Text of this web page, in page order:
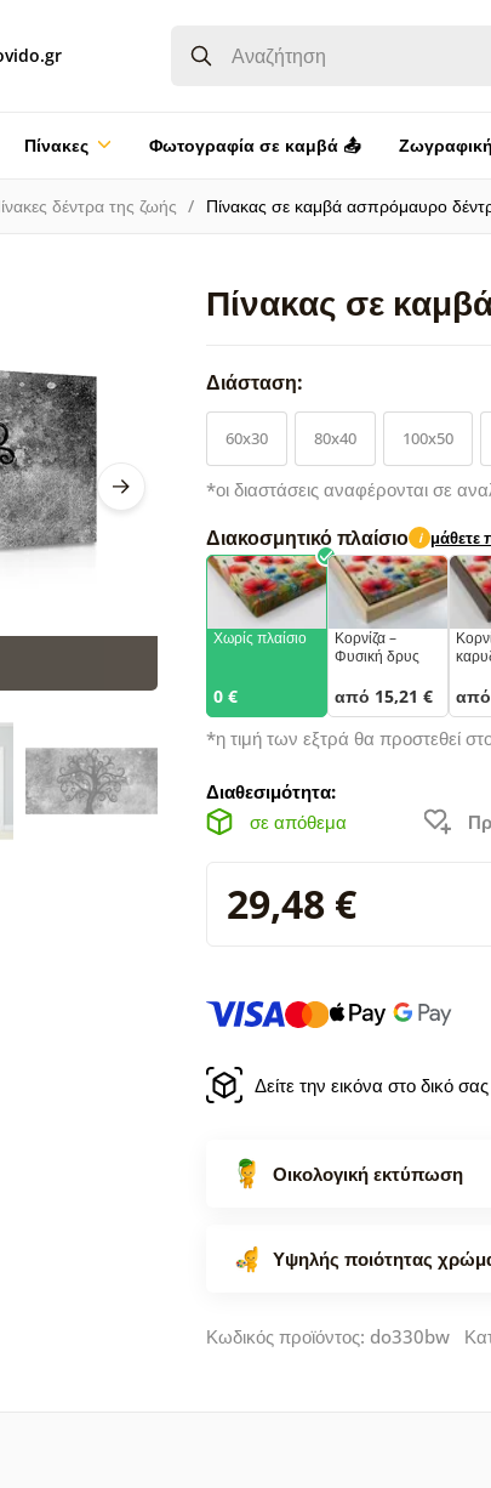
Πίνακες Φωτογραφία σε καμβά 📤
δέντρα της ζωής Πίνακας σε καμβά ασπρόμαυρο
Πίνακας σε
Διάσταση:
60x30 80x40 100x50
*οι διαστάσεις αναφέρονται σε
Διακοσμητικό πλαίσιο i μάθετε
Χωρίς πλαίσιο
0 €
Κορνίζα –
Φυσική δρυς
από 15,21 €
*η τιμή των εξτρά θα προστεθεί
Διαθεσιμότητα:
σε απόθεμα
29,48 €
Δείτε την εικόνα στο δικό
Οικολογική εκτύπωση
Υψηλής ποιότητας
Κωδικός προϊόντος: do330bw